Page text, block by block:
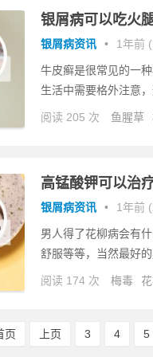
银屑病可以吃火
银屑病资讯 • 1年前
牛皮癣是很常见的一
生活中需要格外注意
阅读 205 次 鱼腥草
高锰酸钾可以治
银屑病资讯 • 1年前
男人得了花柳病会有
舒服等等，当然最好
阅读 174 次 梅毒
页 上页 3 4 5